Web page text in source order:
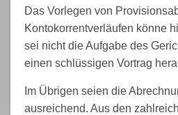
Das Vorlegen von
Kontokorrentverläufen könne
sei nicht die Aufgabe des
einen schlüssigen Vortrag
Im Übrigen seien die
ausreichend. Aus den